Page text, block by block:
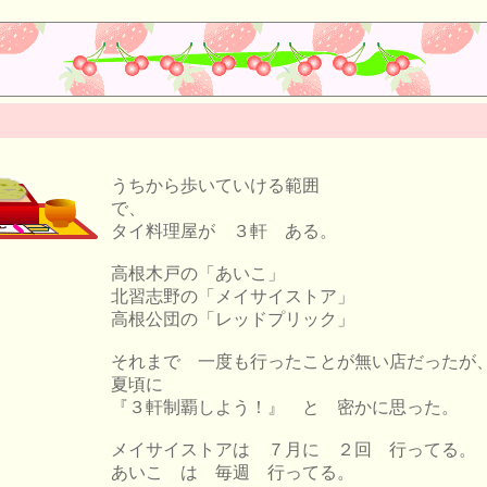
うちから歩いていける範囲
で、
タイ料理屋が ３軒 ある。
高根木戸の「あいこ」
北習志野の「メイサイストア」
高根公団の「レッドプリック」
それまで 一度も行ったことが無い店だったが
夏頃に
『３軒制覇しよう！』 と 密かに思った。
メイサイストアは ７月に ２回 行ってる。
あいこ は 毎週 行ってる。